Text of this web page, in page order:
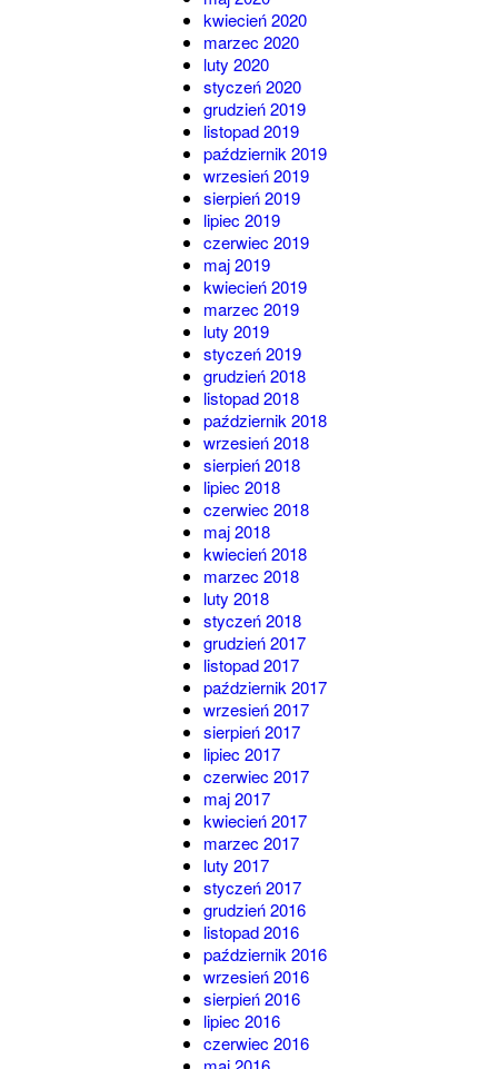
kwiecień 2020
marzec 2020
luty 2020
styczeń 2020
grudzień 2019
listopad 2019
październik 2019
wrzesień 2019
sierpień 2019
lipiec 2019
czerwiec 2019
maj 2019
kwiecień 2019
marzec 2019
luty 2019
styczeń 2019
grudzień 2018
listopad 2018
październik 2018
wrzesień 2018
sierpień 2018
lipiec 2018
czerwiec 2018
maj 2018
kwiecień 2018
marzec 2018
luty 2018
styczeń 2018
grudzień 2017
listopad 2017
październik 2017
wrzesień 2017
sierpień 2017
lipiec 2017
czerwiec 2017
maj 2017
kwiecień 2017
marzec 2017
luty 2017
styczeń 2017
grudzień 2016
listopad 2016
październik 2016
wrzesień 2016
sierpień 2016
lipiec 2016
czerwiec 2016